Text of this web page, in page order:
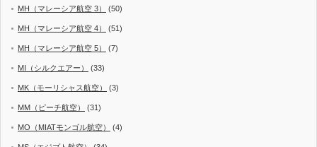
MH（マレーシア航空 3） (50)
MH（マレーシア航空 4） (51)
MH（マレーシア航空 5） (7)
MI（シルクエアー） (33)
MK（モーリシャス航空） (3)
MM（ピーチ航空） (31)
MO（MIATモンゴル航空） (4)